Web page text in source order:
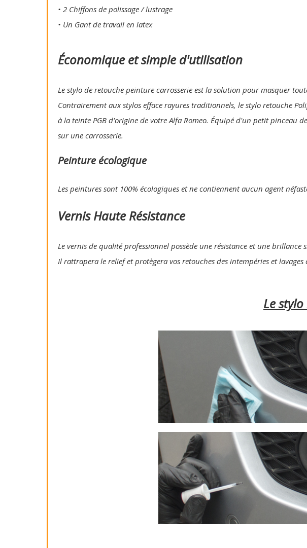
• 2 Chiffons de polissage / lustrage
• Un Gant de travail en latex
Économique et simple d'utilisation
Le stylo de retouche peinture carrosserie est la solution pour masquer
Contrairement aux stylos efface rayures traditionnels, le stylo retouche
à la teinte PGB d'origine de votre Alfa Romeo. Équipé d'un petit
sur une carrosserie.
Peinture écologique
Les peintures sont 100% écologiques et ne contiennent aucun agent
Vernis Haute Résistance
Le vernis de qualité professionnel possède une résistance et une
Il rattrapera le relief et protègera vos retouches des intempéries et lavages
Le